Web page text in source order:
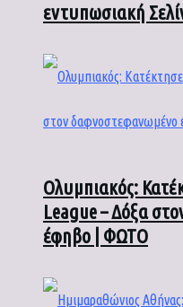
εντυπωσιακή
Ολυμπιακός:
League – Δόξα
έφηβο | ΦΩΤΟ